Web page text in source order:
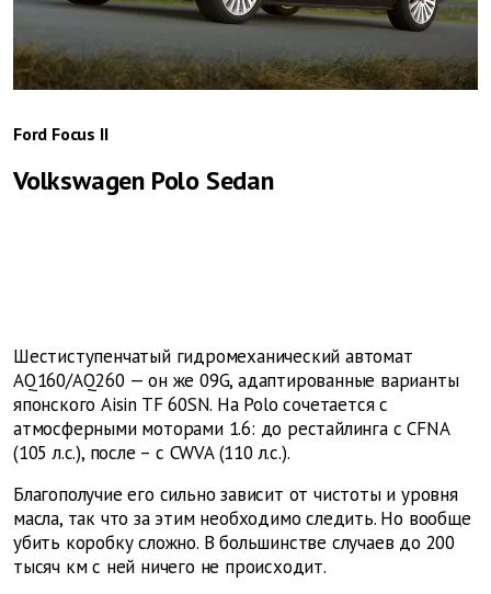
Ford Focus II
Volkswagen Polo Sedan
Шестиступенчатый гидромеханический автомат
AQ160/AQ260 — он же 09G, адаптированные варианты
японского Aisin TF 60SN. На Polo сочетается с
атмосферными моторами 1.6: до рестайлинга с CFNA
(105 л.с.), после – с CWVA (110 л.с.).
Благополучие его сильно зависит от чистоты и уровня
масла, так что за этим необходимо следить. Но вообще
убить коробку сложно. В большинстве случаев до 200
тысяч км с ней ничего не происходит.